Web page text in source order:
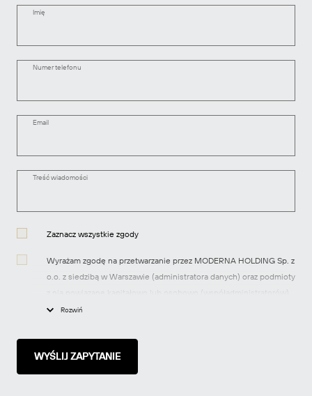
Imię
Numer telefonu
Email
Treść wiadomości
Zaznacz wszystkie zgody
Wyrażam zgodę na przetwarzanie przez MODERNA HOLDING Sp. z
o.o. z siedzibą w Warszawie (administratora danych) oraz podmioty
moich danych osobowych w celach marketingowych, tj.
oraz informacji o nowych inwestycjach realizowanych przez spółki
z grupy MODERNA za pomocą środków komunikacji
elektronicznej, zgodnie z art. 10 ustawy z dnia 18 lipca 2002 r. o
Rozwiń